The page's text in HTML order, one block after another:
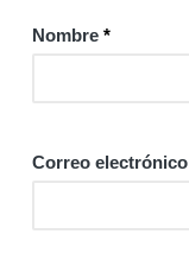
Nombre *
Correo electrónico